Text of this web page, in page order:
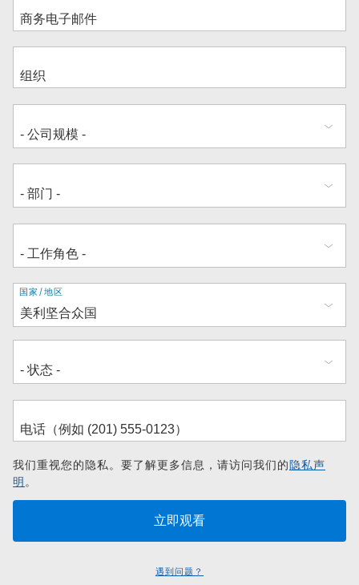
地
址
国家/地区
我们重视您的隐私。要了解更多信息，请访问我们的隐私声
明。
遇到问题？